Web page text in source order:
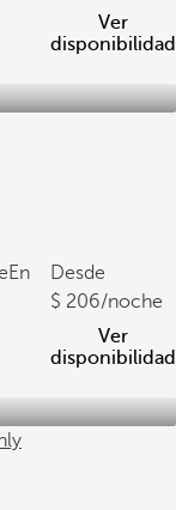
Ver
disponibilidad
En
Desde
206/noche
Ver
disponibilidad